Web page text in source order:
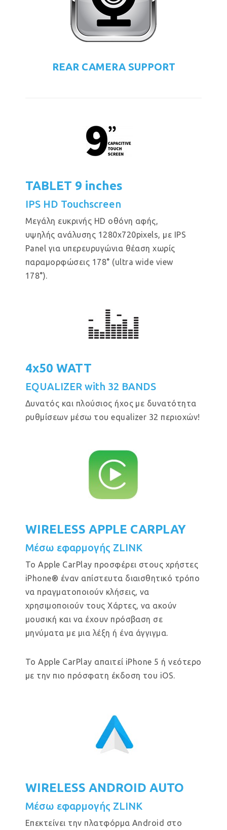
REAR CAMERA SUPPORT
TABLET 9 inches
IPS HD Touchscreen
Μεγάλη ευκρινής HD οθόνη αφής,
υψηλής ανάλυσης 1280x720pixels, με IPS
Panel για υπερευρυγώνια θέαση χωρίς
παραμορφώσεις 178° (ultra wide view
178°).
4x50 WATT
EQUALIZER with 32 BANDS
Δυνατός και πλούσιος ήχος με δυνατότητα
ρυθμίσεων μέσω του equalizer 32 περιοχών!
WIRELESS APPLE CARPLAY
Μέσω εφαρμογής ZLINK
Το Apple CarPlay προσφέρει στους χρήστες
iPhone® έναν απίστευτα διαισθητικό τρόπο
να πραγματοποιούν κλήσεις, να
χρησιμοποιούν τους Χάρτες, να ακούν
μουσική και να έχουν πρόσβαση σε
μηνύματα με μια λέξη ή ένα άγγιγμα.
Το Apple CarPlay απαιτεί iPhone 5 ή νεότερο
με την πιο πρόσφατη έκδοση του iOS.
WIRELESS ANDROID AUTO
Μέσω εφαρμογής ZLINK
Επεκτείνει την πλατφόρμα Android στο